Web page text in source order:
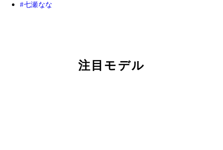
七瀬なな
注目モデル